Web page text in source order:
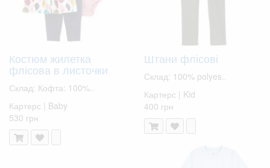
Костюм жилетка
флісова в листочки
Склад: Кофта: 100%..
Картерс | Baby
530 грн
Штани флісові
Склад: 100% polyes..
Картерс | Kid
400 грн